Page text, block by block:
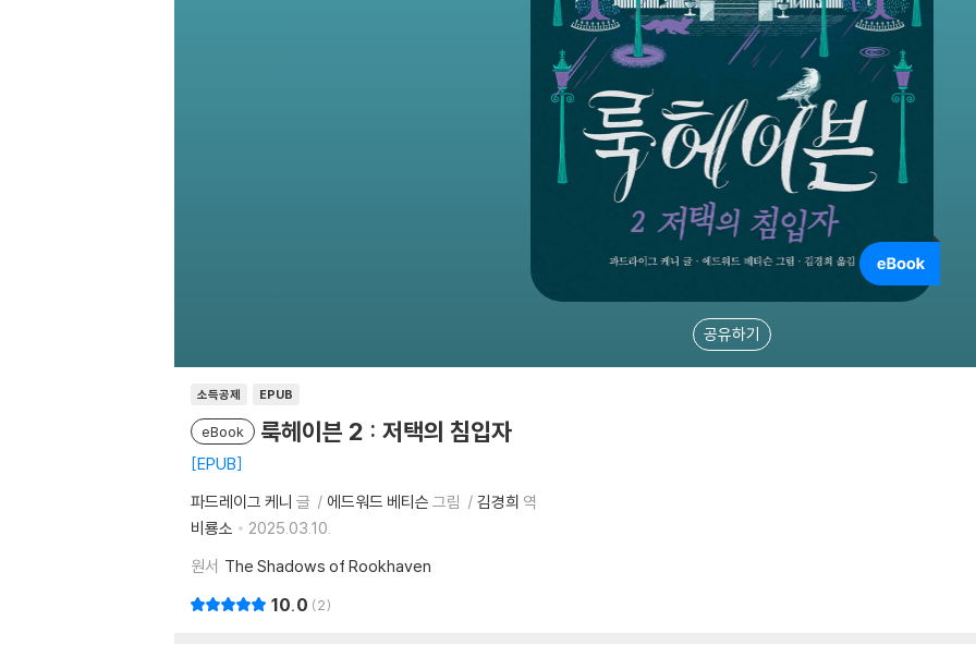
공유하기
소득공제 EPUB
eBook 룩헤이븐 2 : 저택의 침입자
EPUB
파드레이그 케니 글 에드워드 베티슨 그림 김경희 역
비룡소
2025.03.10.
원서 The Shadows of Rookhaven
10.0 2